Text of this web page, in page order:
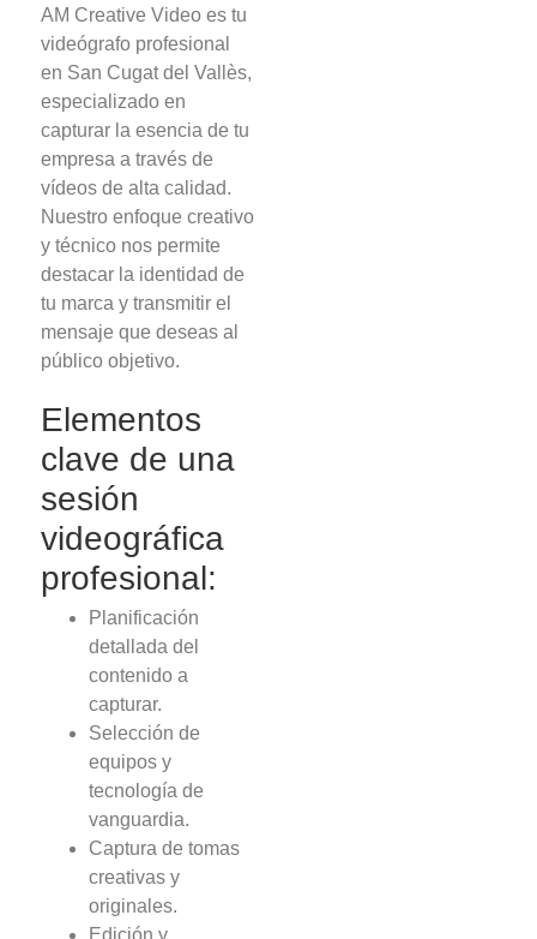
AM Creative Video es tu
videógrafo profesional
en San Cugat del Vallès,
especializado en
capturar la esencia de tu
empresa a través de
vídeos de alta calidad.
Nuestro enfoque creativo
y técnico nos permite
destacar la identidad de
tu marca y transmitir el
mensaje que deseas al
público objetivo.
Elementos
clave de una
sesión
videográfica
profesional:
Planificación
detallada del
contenido a
capturar.
Selección de
equipos y
tecnología de
vanguardia.
Captura de tomas
creativas y
originales.
Edición y